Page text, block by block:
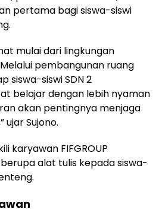
pertama bagi siswa-siswi
mulai dari lingkungan
pembangunan ruang
siswa-siswi SDN 2
belajar dengan lebih nyaman
akan pentingnya menjaga
ujar Sujono.
karyawan FIFGROUP
alat tulis kepada siswa-